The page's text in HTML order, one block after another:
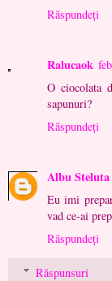
Răspundeți
Ralucaok
O ciocolata
sapunuri?
Răspundeți
Albu Steluta
Eu imi
vad ce-ai
Răspundeți
Răspunsuri